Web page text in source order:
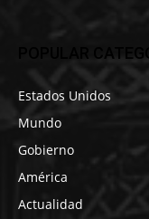
POPULAR
Estados Unidos
Mundo
Gobierno
América
Actualidad